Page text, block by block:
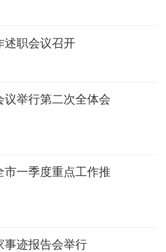
述职会议召开
议举行第二次全体会
市一季度重点工作推
事迹报告会举行